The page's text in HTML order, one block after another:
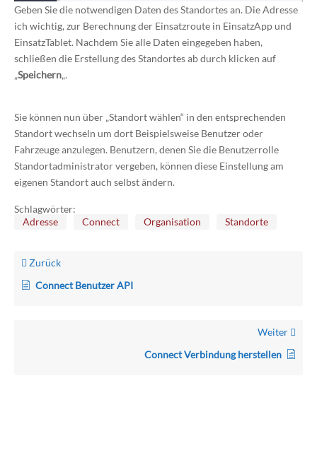
Geben Sie die notwendigen Daten des Standortes an. Die Adresse
ich wichtig, zur Berechnung der Einsatzroute in EinsatzApp und
EinsatzTablet. Nachdem Sie alle Daten eingegeben haben,
schließen die Erstellung des Standortes ab durch klicken auf
„Speichern„.
Sie können nun über „Standort wählen“ in den entsprechenden
Standort wechseln um dort Beispielsweise Benutzer oder
Fahrzeuge anzulegen. Benutzern, denen Sie die Benutzerrolle
Standortadministrator vergeben, können diese Einstellung am
eigenen Standort auch selbst ändern.
Schlagwörter:
Adresse
Connect Organisation Standorte
Zurück
Connect Benutzer API
Weiter
Connect Verbindung herstellen